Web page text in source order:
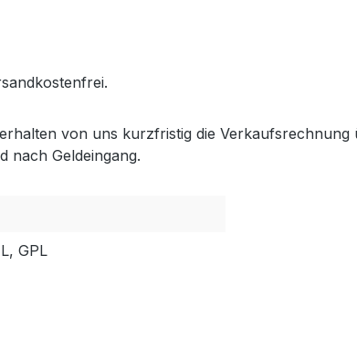
von uns kurzfristig die
nach Geldeingang.
GPL